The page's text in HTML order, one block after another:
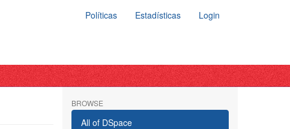
Políticas Estadísticas Login
BROWSE
All of DSpace